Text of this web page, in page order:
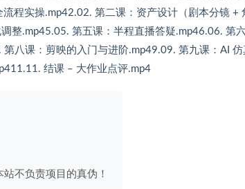
程实操.mp42.02. 第二课：资产设计（剧本分镜 +
整.mp45.05. 第五课：半程直播答疑.mp46.06. 第
八课：剪映的入门与进阶.mp49.09. 第九课：AI 仿
结课 – 大作业点评.mp4
站不负责项目的真伪！